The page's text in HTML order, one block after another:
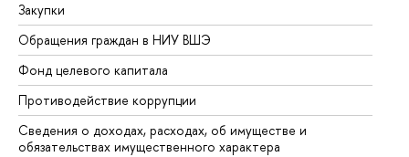
Закупки
Обращения граждан в НИУ ВШЭ
Фонд целевого капитала
Противодействие коррупции
Сведения о доходах, расходах, об имуществе и
обязательствах имущественного характера